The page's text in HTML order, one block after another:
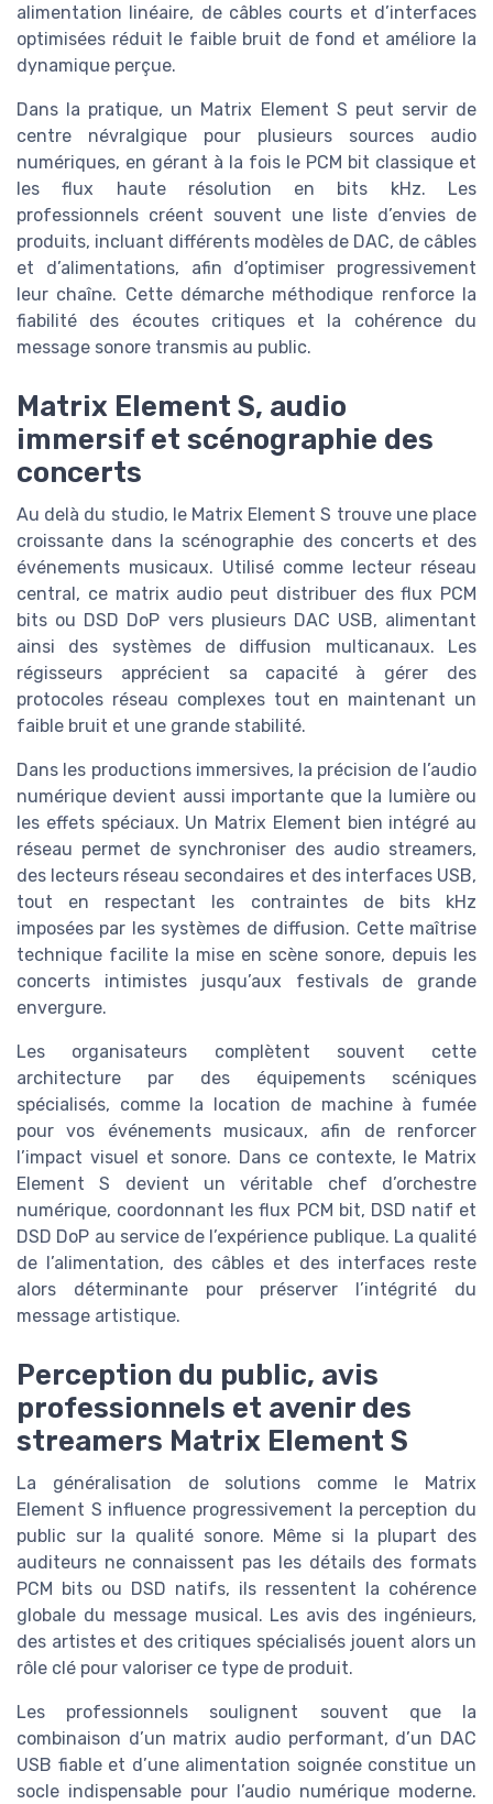
alimentation linéaire, de câbles courts et d’interfaces
optimisées réduit le faible bruit de fond et améliore la
dynamique perçue.
Dans la pratique, un Matrix Element S peut servir de
centre névralgique pour plusieurs sources audio
numériques, en gérant à la fois le PCM bit classique et
les flux haute résolution en bits kHz. Les
professionnels créent souvent une liste d’envies de
produits, incluant différents modèles de DAC, de câbles
et d’alimentations, afin d’optimiser progressivement
leur chaîne. Cette démarche méthodique renforce la
fiabilité des écoutes critiques et la cohérence du
message sonore transmis au public.
Matrix Element S, audio
immersif et scénographie des
concerts
Au delà du studio, le Matrix Element S trouve une place
croissante dans la scénographie des concerts et des
événements musicaux. Utilisé comme lecteur réseau
central, ce matrix audio peut distribuer des flux PCM
bits ou DSD DoP vers plusieurs DAC USB, alimentant
ainsi des systèmes de diffusion multicanaux. Les
régisseurs apprécient sa capacité à gérer des
protocoles réseau complexes tout en maintenant un
faible bruit et une grande stabilité.
Dans les productions immersives, la précision de l’audio
numérique devient aussi importante que la lumière ou
les effets spéciaux. Un Matrix Element bien intégré au
réseau permet de synchroniser des audio streamers,
des lecteurs réseau secondaires et des interfaces USB,
tout en respectant les contraintes de bits kHz
imposées par les systèmes de diffusion. Cette maîtrise
technique facilite la mise en scène sonore, depuis les
concerts intimistes jusqu’aux festivals de grande
envergure.
Les organisateurs complètent souvent cette
architecture par des équipements scéniques
spécialisés, comme la location de machine à fumée
pour vos événements musicaux, afin de renforcer
l’impact visuel et sonore. Dans ce contexte, le Matrix
Element S devient un véritable chef d’orchestre
numérique, coordonnant les flux PCM bit, DSD natif et
DSD DoP au service de l’expérience publique. La qualité
de l’alimentation, des câbles et des interfaces reste
alors déterminante pour préserver l’intégrité du
message artistique.
Perception du public, avis
professionnels et avenir des
streamers Matrix Element S
La généralisation de solutions comme le Matrix
Element S influence progressivement la perception du
public sur la qualité sonore. Même si la plupart des
auditeurs ne connaissent pas les détails des formats
PCM bits ou DSD natifs, ils ressentent la cohérence
globale du message musical. Les avis des ingénieurs,
des artistes et des critiques spécialisés jouent alors un
rôle clé pour valoriser ce type de produit.
Les professionnels soulignent souvent que la
combinaison d’un matrix audio performant, d’un DAC
USB fiable et d’une alimentation soignée constitue un
socle indispensable pour l’audio numérique moderne.